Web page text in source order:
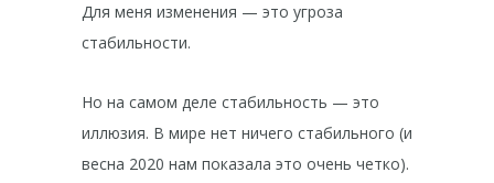
Для меня изменения — это угроза
стабильности.
Но на самом деле стабильность — это
иллюзия. В мире нет ничего стабильного (и
весна 2020 нам показала это очень четко).